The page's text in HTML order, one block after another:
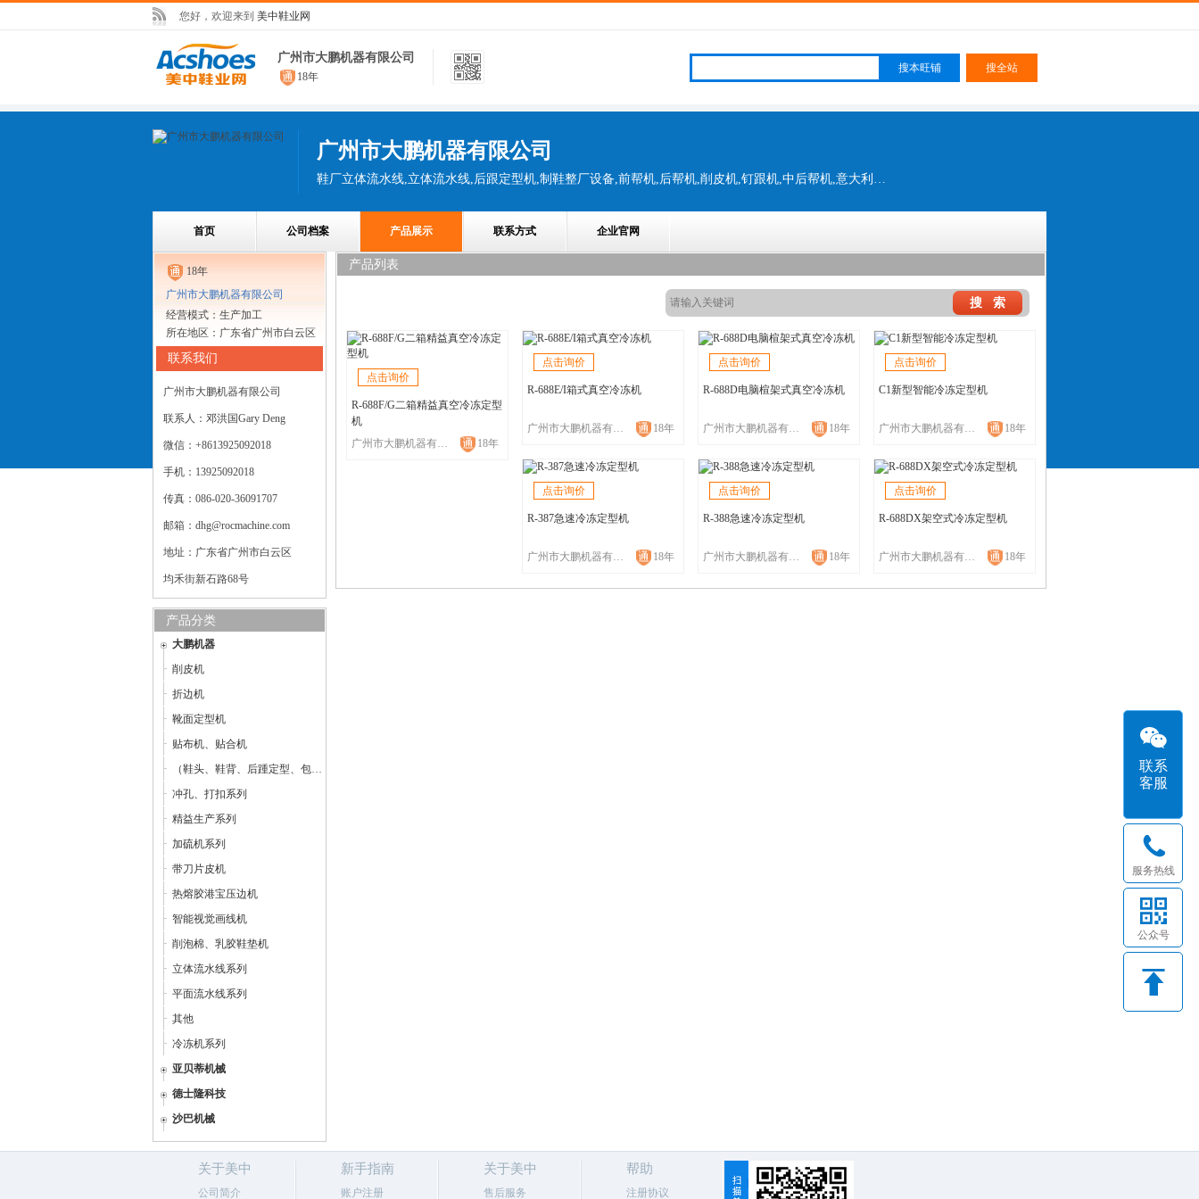
您好，欢迎来到 美中鞋业网
广州市大鹏机器有限公司
18年
广州市大鹏机器有限公司
鞋厂立体流水线,立体流水线,后跟定型机,制鞋整厂设备,前帮机,后帮机,削皮机,钉跟机,中后帮机,意大利鞋机,德士隆鞋机,意大利鞋机
首页 公司档案 产品展示 联系方式 企业官网
18年
广州市大鹏机器有限公司
经营模式：生产加工
所在地区：广东省广州市白云区
联系我们
广州市大鹏机器有限公司
联系人：邓洪国Gary Deng
微信：+8613925092018
手机：13925092018
传真：086-020-36091707
邮箱：dhg@rocmachine.com
地址：广东省广州市白云区
均禾街新石路68号
产品分类
大鹏机器
削皮机
折边机
靴面定型机
贴布机、贴合机
（鞋头、鞋背、后踵定型、包子鞋整型机）定型机
冲孔、打扣系列
精益生产系列
加硫机系列
带刀片皮机
热熔胶港宝压边机
智能视觉画线机
削泡棉、乳胶鞋垫机
立体流水线系列
平面流水线系列
其他
冷冻机系列
亚贝蒂机械
德士隆科技
沙巴机械
产品列表
点击询价
R-688F/G二箱精益真空冷冻定型
机
广州市大鹏机器有限公司
18年
点击询价
R-688E/I箱式真空冷冻机
广州市大鹏机器有限公司 18年
点击询价
R-688D电脑楦架式真空冷冻机
广州市大鹏机器有限公司 18年
点击询价
C1新型智能冷冻定型机
广州市大鹏机器有限公司 18年
点击询价
R-387急速冷冻定型机
广州市大鹏机器有限公司 18年
点击询价
R-388急速冷冻定型机
广州市大鹏机器有限公司 18年
点击询价
R-688DX架空式冷冻定型机
广州市大鹏机器有限公司 18年
关于美中
公司简介
新手指南
账户注册
关于美中
售后服务
帮助
注册协议
联系
客服
服务热线
公众号